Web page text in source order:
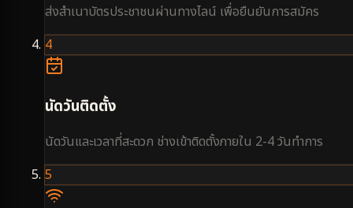
ส่งสำเนาบัตรประชาชนผ่านทางไลน์ เพื่อยืนยันการสมัคร
4
นัดวันติดตั้ง
นัดวันและเวลาที่สะดวก ช่างเข้าติดตั้งภายใน 2-4 วันทำการ
5